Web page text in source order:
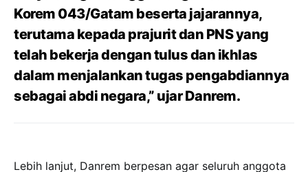
Korem 043/Gatam beserta jajarannya,
terutama kepada prajurit dan PNS yang
telah bekerja dengan tulus dan ikhlas
dalam menjalankan tugas pengabdiannya
sebagai abdi negara,” ujar Danrem.
Lebih lanjut, Danrem berpesan agar seluruh anggota